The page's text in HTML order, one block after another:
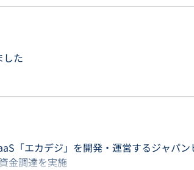
した
「エカデジ」を開発・運営するジャパン
⾦調達を実施